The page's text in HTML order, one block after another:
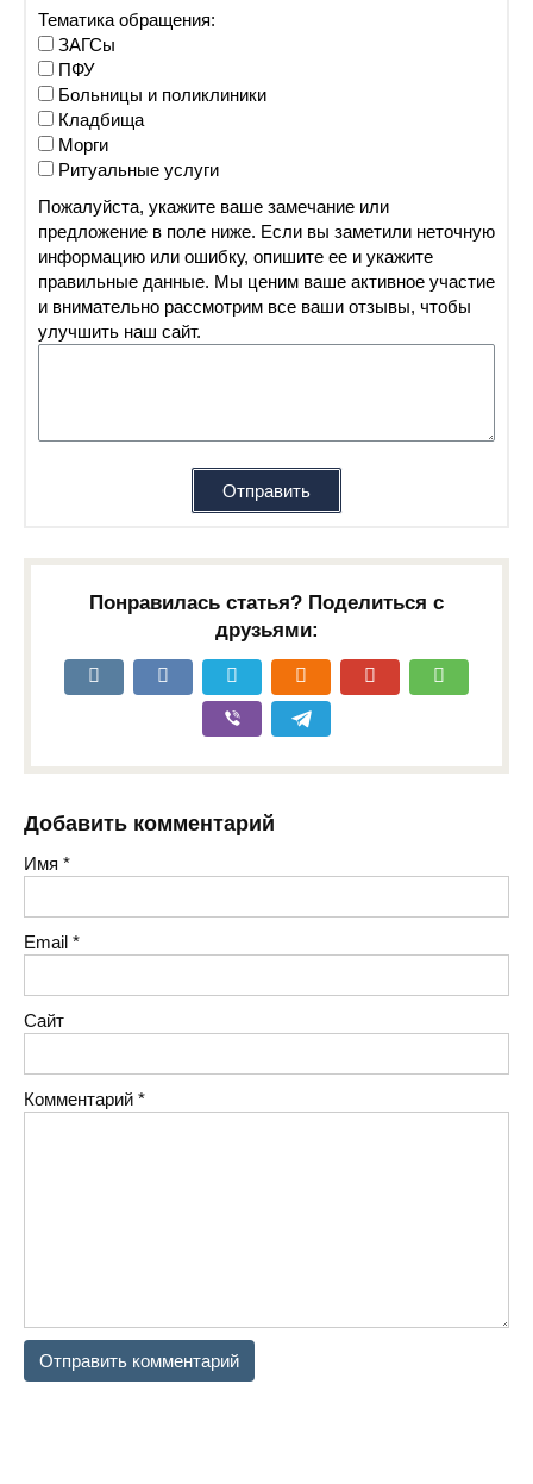
Тематика обращения:
ЗАГСы
ПФУ
Больницы и поликлиники
Кладбища
Морги
Ритуальные услуги
Пожалуйста, укажите ваше замечание или
предложение в поле ниже. Если вы заметили неточную
информацию или ошибку, опишите ее и укажите
правильные данные. Мы ценим ваше активное участие
и внимательно рассмотрим все ваши отзывы, чтобы
улучшить наш сайт.
Отправить
Понравилась статья? Поделиться с
друзьями:
Добавить комментарий
Имя *
Email *
Сайт
Комментарий *